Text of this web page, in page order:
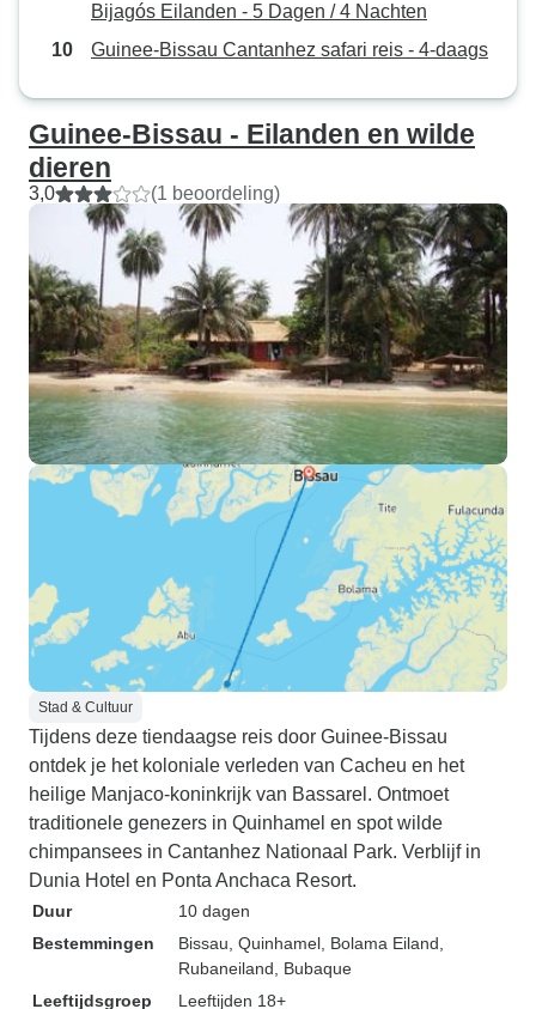
Bijagós Eilanden - 5 Dagen / 4 Nachten
Guinee-Bissau Cantanhez safari reis - 4-daags
Guinee-Bissau - Eilanden en wilde
dieren
3,0 (1 beoordeling)
Stad & Cultuur
Tijdens deze tiendaagse reis door Guinee-Bissau
ontdek je het koloniale verleden van Cacheu en het
heilige Manjaco-koninkrijk van Bassarel. Ontmoet
traditionele genezers in Quinhamel en spot wilde
chimpansees in Cantanhez Nationaal Park. Verblijf in
Dunia Hotel en Ponta Anchaca Resort.
Duur
10 dagen
Bestemmingen
Bissau , Quinhamel , Bolama Eiland
Rubaneiland , Bubaque
Leeftijdsgroep
Leeftijden 18+